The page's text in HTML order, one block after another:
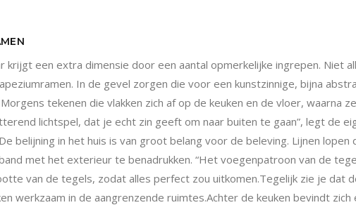
een extra dimensie door een aantal opmerkelijke ingrepen. Niet
In de gevel zorgen die voor een kunstzinnige, bijna
tekenen die vlakken zich af op de keuken en de vloer, waarna
lichtspel, dat je echt zin geeft om naar buiten te gaan”, legt de
belijning in het huis is van groot belang voor de beleving. Lijnen
met het exterieur te benadrukken. “Het voegenpatroon van de
van de tegels, zodat alles perfect zou uitkomen.Tegelijk zie je dat
werkzaam in de aangrenzende ruimtes.Achter de keuken bevindt